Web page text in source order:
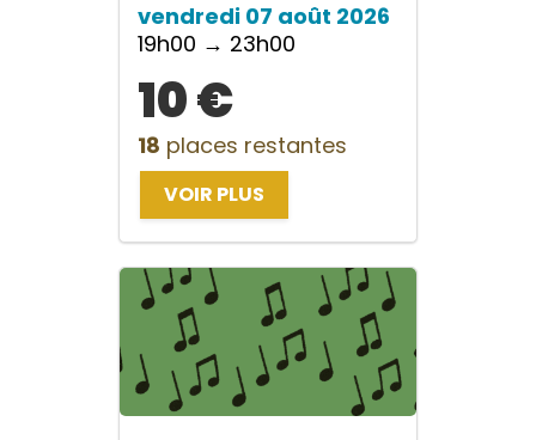
vendredi 07 août 2026
19h00 → 23h00
10 €
18 places restantes
VOIR PLUS